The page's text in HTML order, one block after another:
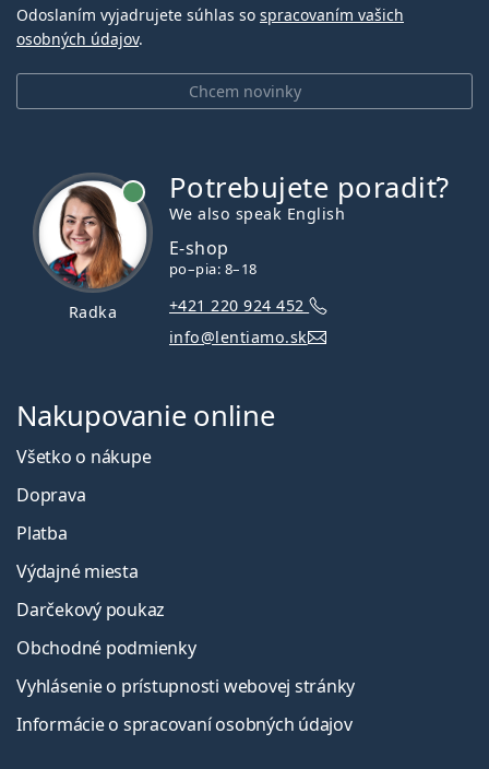
Chcem novinky
Odoslaním vyjadrujete súhlas so spracovaním vašich
osobných údajov.
Radka
Potrebujete poradiť?
We also speak English
E-shop
po–pia: 8–18
+421 220 924 452
info@lentiamo.sk
Nakupovanie online
Všetko o nákupe
Doprava
Platba
Výdajné miesta
Darčekový poukaz
Obchodné podmienky
Vyhlásenie o prístupnosti webovej stránky
Informácie o spracovaní osobných údajov